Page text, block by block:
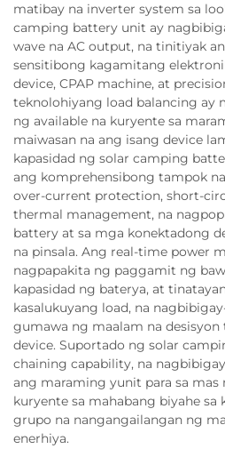
matibay na inverter system sa
camping battery unit ay
wave na AC output, na tinitiyak
sensitibong kagamitang
device, CPAP machine, at
teknolohiyang load balancing ay
ng available na kuryente sa
maiwasan na ang isang device
kapasidad ng solar camping
ang komprehensibong tampok
over-current protection, short-
thermal management, na
battery at sa mga konektadong
na pinsala. Ang real-time power
nagpapakita ng paggamit ng
kapasidad ng baterya, at
kasalukuyang load, na
gumawa ng maalam na
device. Suportado ng solar
chaining capability, na
ang maraming yunit para sa mas
kuryente sa mahabang biyahe
grupo na nangangailangan ng
enerhiya.